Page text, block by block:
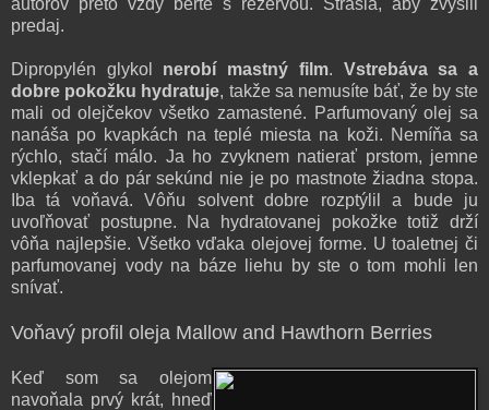
predaj.
Dipropylén glykol nerobí mastný film. Vstrebáva sa a
dobre pokožku hydratuje, takže sa nemusíte báť, že by ste
mali od olejčekov všetko zamastené. Parfumovaný olej sa
nanáša po kvapkách na teplé miesta na koži. Nemíňa sa
rýchlo, stačí málo. Ja ho zvyknem natierať prstom, jemne
vklepkať a do pár sekúnd nie je po mastnote žiadna stopa.
Iba tá voňavá.Vôňu solvent dobre rozptýlil a bude ju
uvoľňovať postupne. Na hydratovanej pokožke totiž drží
vôňa najlepšie. Všetko vďaka olejovej forme. U toaletnej či
parfumovanej vody na báze liehu by ste o tom mohli len
snívať.
Voňavý profil oleja Mallow and Hawthorn Berries
Keď som sa olejom
navoňala prvý krát, hneď